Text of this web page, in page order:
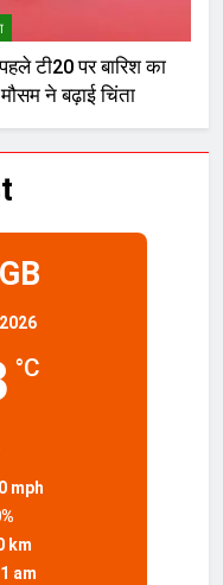
टी20 पर बारिश का
ने बढ़ाई चिंता
°C
mph
km
am